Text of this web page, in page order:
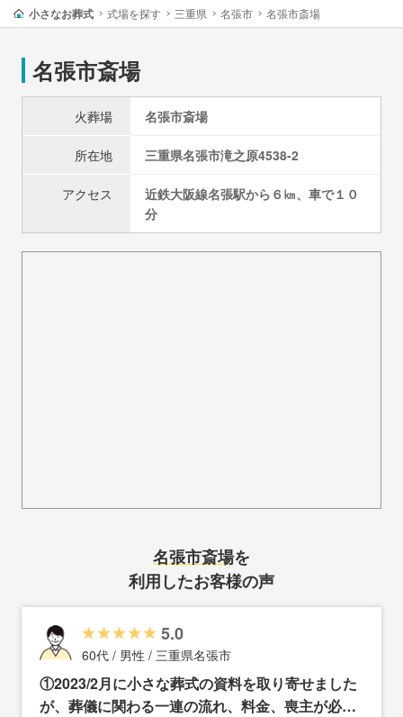
小さなお葬式 式場を探す 三重県 名張市 名張市斎場
名張市斎場
火葬場 名張市斎場
所在地 三重県名張市滝之原4538-2
アクセス
近鉄大阪線名張駅から６㎞、車で１０
分
名張市斎場を
利用したお客様の声
5.0
60代 / 男性 / 三重県名張市
①2023/2月に小さな葬式の資料を取り寄せました
が、葬儀に関わる一連の流れ、料金、喪主が必ず